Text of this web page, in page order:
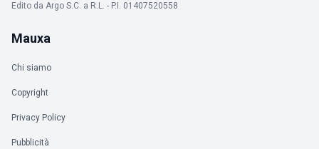
Edito da Argo S.C. a R.L. - P.I. 01407520558
Mauxa
Chi siamo
Copyright
Privacy Policy
Pubblicità